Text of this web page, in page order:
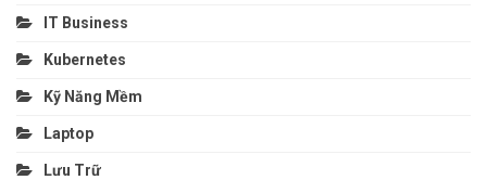
IT Business
Kubernetes
Kỹ Năng Mềm
Laptop
Lưu Trữ